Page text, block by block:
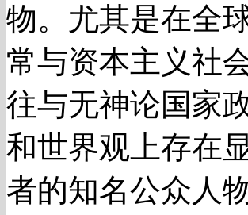
物。尤其是在全
常与资本主义社
往与无神论国家
和世界观上存在
者的知名公众人